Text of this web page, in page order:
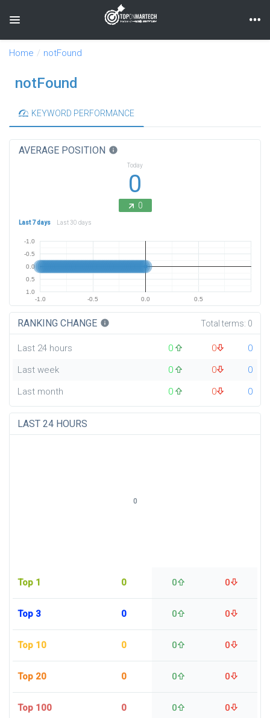
Toggle navigation
Home notFound
notFound
KEYWORD PERFORMANCE
AVERAGE POSITION info
Today
0
0
Last 7 days Last 30 days
-1.0 -0.5 0.0 0.5
-1.0
-0.5
0.0
0.5
1.0
RANKING CHANGE info Total terms: 0
Last 24 hours 0 0
0
Last week
0 0
0
Last month
0 0 0
LAST 24 HOURS
Top 1 0 0 0
Top 3 0 0 0
Top 10 0 0 0
Top 20 0 0 0
Top 100 0 0 0
0